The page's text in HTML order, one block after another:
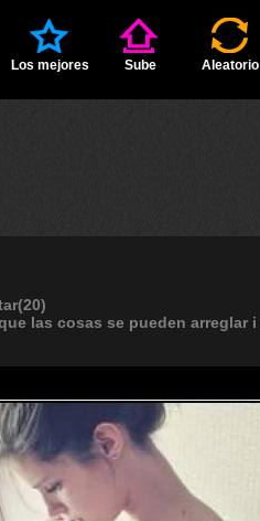
Los mejores Sube Aleatorio
las cosas se pueden arreglar i